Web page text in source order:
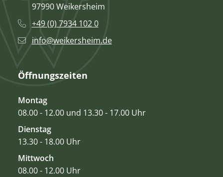
97990 Weikersheim
+49 (0) 7934 102 0
info@weikersheim.de
Öffnungszeiten
Montag
08.00 - 12.00 und 13.30 - 17.00 Uhr
Dienstag
13.30 - 18.00 Uhr
Mittwoch
08.00 - 12.00 Uhr